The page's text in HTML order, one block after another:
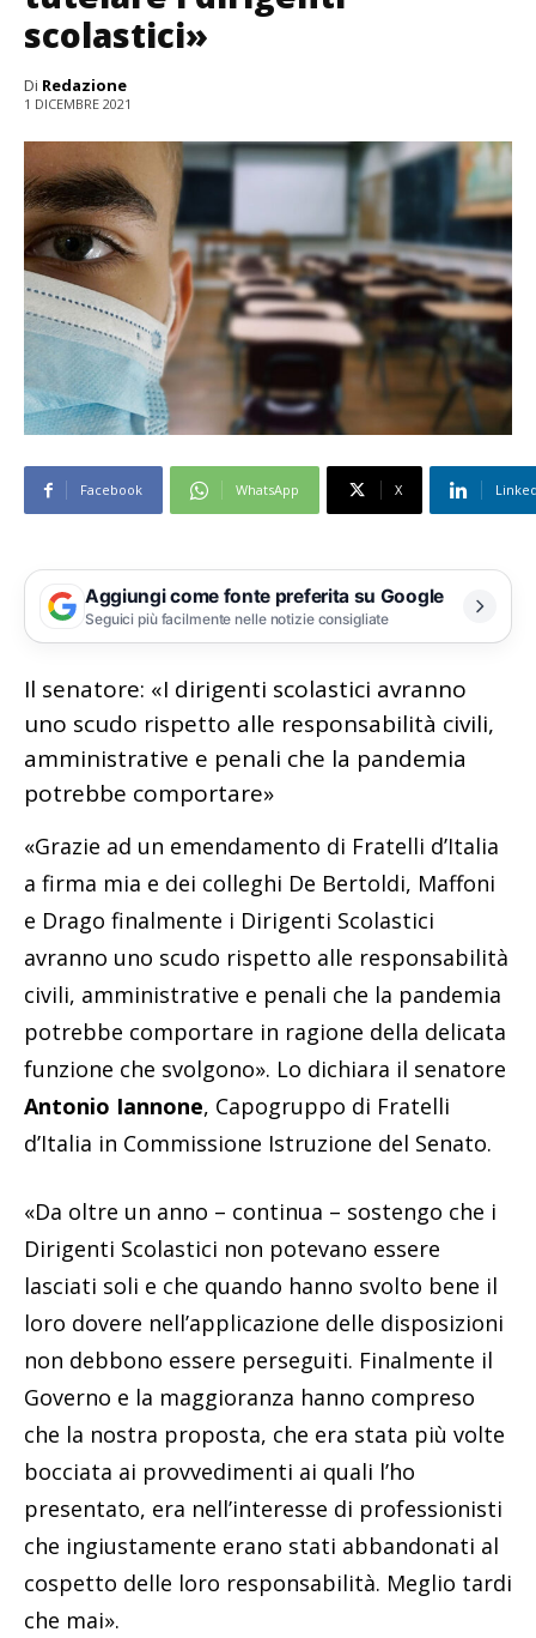
scolastici»
Di Redazione
1 DICEMBRE 2021
Facebook WhatsApp X
Aggiungi come fonte preferita su Google
Seguici più facilmente nelle notizie consigliate
Il senatore: «I dirigenti scolastici avranno
uno scudo rispetto alle responsabilità civili,
amministrative e penali che la pandemia
potrebbe comportare»
«Grazie ad un emendamento di Fratelli d’Italia
a firma mia e dei colleghi De Bertoldi, Maffoni
e Drago finalmente i Dirigenti Scolastici
avranno uno scudo rispetto alle responsabilità
civili, amministrative e penali che la pandemia
potrebbe comportare in ragione della delicata
funzione che svolgono». Lo dichiara il senatore
Antonio Iannone, Capogruppo di Fratelli
d’Italia in Commissione Istruzione del Senato.
«Da oltre un anno – continua – sostengo che i
Dirigenti Scolastici non potevano essere
lasciati soli e che quando hanno svolto bene il
loro dovere nell’applicazione delle disposizioni
non debbono essere perseguiti. Finalmente il
Governo e la maggioranza hanno compreso
che la nostra proposta, che era stata più volte
bocciata ai provvedimenti ai quali l’ho
presentato, era nell’interesse di professionisti
che ingiustamente erano stati abbandonati al
cospetto delle loro responsabilità. Meglio tardi
che mai».